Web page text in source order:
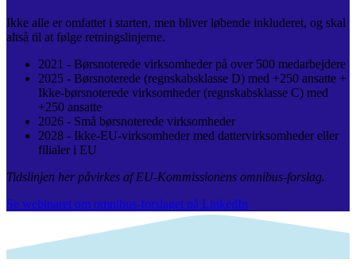
Ikke alle er omfattet i starten, men bliver løbende inkluderet, og skal
altså til at følge retningslinjerne.
2021 - Børsnoterede virksomheder på over 500 medarbejdere
2025 - Børsnoterede (regnskabsklasse D) med +250 ansatte +
Ikke-børsnoterede virksomheder (regnskabsklasse C) med
+250 ansatte
2026 - Små børsnoterede virksomheder
2028 - Ikke-EU-virksomheder med dattervirksomheder eller
filialer i EU
Tidslinjen her påvirkes af EU-Kommissionens omnibus-forslag.
Se webinaret om omnibus-forslaget på LinkedIn